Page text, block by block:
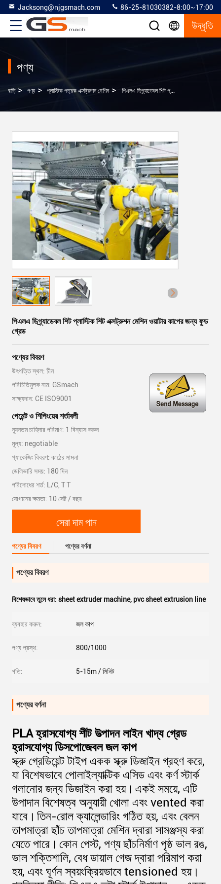
Jacksong@njgsmach.com 86-25-81030382-8:00~17:00
উদ্ধৃতি
পণ্য
বাড়ি > পণ্য > প্লাস্টিক পত্রক এক্সট্রুশন মেশিন > পিএলএ ডিগ্র্যাডেবল শিট প্লাস্টিক শিট এক্সট্রুশন মেশিন ওয়াটার কাপের জন্য ফুড গ্রেড
পিএলএ ডিগ্র্যাডেবল শিট প্লাস্টিক শিট এক্সট্রুশন মেশিন ওয়াটার কাপের জন্য ফুড
গ্রেড
পণ্যের বিবরণ
উৎপত্তি স্থল: চীন
পরিচিতিমুলক নাম: GSmach
সাক্ষ্যদান: CE ISO9001
পেমেন্ট ও শিপিংয়ের শর্তাবলী
ন্যূনতম চাহিদার পরিমাণ: 1 বিন্যাস করুন
মূল্য: negotiable
প্যাকেজিং বিবরণ: কাঠের মামলা
ডেলিভারি সময়: 180 দিন
পরিশোধের শর্ত: L/C, T T
যোগানের ক্ষমতা: 10 সেট / বছর
সেরা দাম পান
পণ্যের বিবরণ পণ্যের বর্ণনা
পণ্যের বিবরণ
বিশেষভাবে তুলে ধরা: sheet extruder machine, pvc sheet extrusion line
ব্যবহার করুন: জল কাপ
পণ্য প্রস্থ: 800/1000
গতি: 5-15m / মিনিট
পণ্যের বর্ণনা
PLA হ্রাসযোগ্য শীট উত্পাদন লাইন খাদ্য গ্রেড
হ্রাসযোগ্য ডিসপোজেবল জল কাপ
স্ক্রু গ্রেডিয়েন্ট টাইপ একক স্ক্রু ডিজাইন গ্রহণ করে,
যা বিশেষভাবে পোলাইল্যাক্টিক এসিড এবং কর্ণ স্টার্ক
গলানোর জন্য ডিজাইন করা হয়। একই সময়ে, এটি
উপাদান বিশেষত্ব অনুযায়ী খোলা এবং vented করা
যাবে। তিন-রোল ক্যালেন্ডারিং গঠিত হয়, এবং বেলন
তাপমাত্রা ছাঁচ তাপমাত্রা মেশিন দ্বারা সামঞ্জস্য করা
যেতে পারে। কোন পেস্ট, পণ্য ছাঁচনির্মাণ পৃষ্ঠ ভাল রঙ,
ভাল শক্তিশালি, বেধ ডায়াল গেজ দ্বারা পরিমাপ করা
হয়, এবং ঘূর্ণন স্বয়ংক্রিয়ভাবে tensioned হয়।